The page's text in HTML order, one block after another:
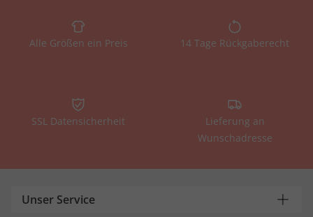
Alle Größen ein Preis 14 Tage Rückgaberecht
SSL Datensicherheit
Lieferung an
Wunschadresse
Unser Service